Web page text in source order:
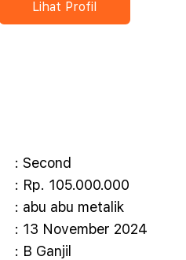
Lihat Profil
: Second
: Rp. 105.000.000
: abu abu metalik
: 13 November 2024
: B Ganjil